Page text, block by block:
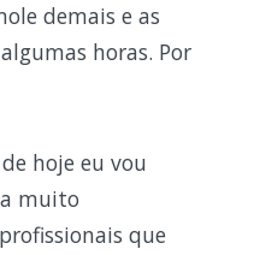
demais e as
horas. Por
hoje eu vou
muito
que